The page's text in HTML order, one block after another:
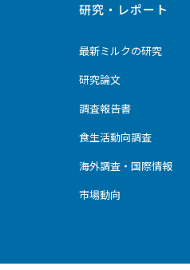
研究・レポート
最新ミルクの研究
研究論文
調査報告書
食生活動向調査
海外調査・国際情報
市場動向